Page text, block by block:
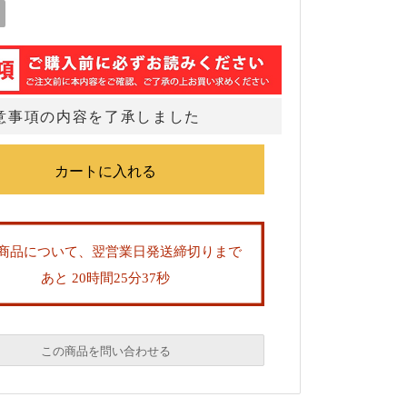
事項の内容を了承しました
品について、翌営業日発送締切りまで
あと 20時間25分37秒
この商品を問い合わせる